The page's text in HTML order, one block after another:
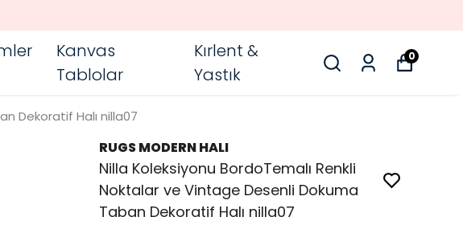
Kanvas
Tablolar
Kırlent &
Yastık
0
Dekoratif Halı nilla07
RUGS MODERN HALI
Nilla Koleksiyonu BordoTemalı Renkli
Noktalar ve Vintage Desenli Dokuma
Taban Dekoratif Halı nilla07